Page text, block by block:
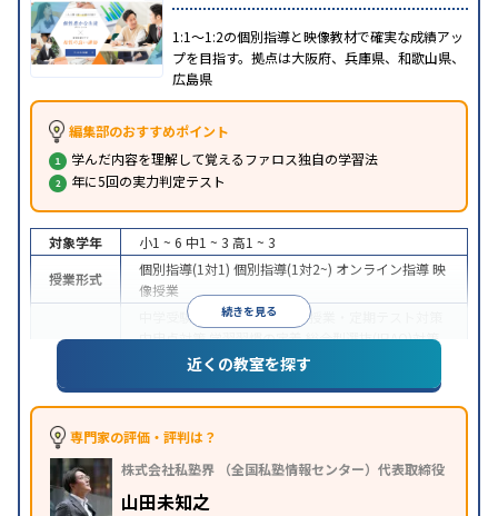
1:1〜1:2の個別指導と映像教材で確実な成績アッ
プを目指す。拠点は大阪府、兵庫県、和歌山県、
広島県
編集部のおすすめポイント
学んだ内容を理解して覚えるファロス独自の学習法
年に5回の実力判定テスト
続きを見る
対象学年 小1 ~ 6 中1 ~ 3 高1 ~ 3
授業形式
個別指導(1対1) 個別指導(1対2~) オンライン指導映
像授業
中学受験 高校受験大学受験
授業・定期テスト対策
内申点対策学習習慣の定着総合型選抜(旧AO)対策
推薦入試対策 学校別特化対策
特徴
中高一貫校生に対応
応
学習にPC・タブレットを利用
科目から受講可能 季節講習のみの受講可自習室あ
り
近くの教室を探す
専門家の評価・評判は？
株式会社私塾界 （全国私塾情報センター）代表取締役
山田未知之